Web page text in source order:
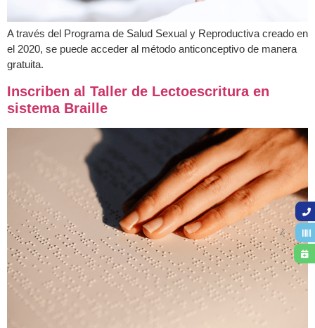
A través del Programa de Salud Sexual y Reproductiva creado en
el 2020, se puede acceder al método anticonceptivo de manera
gratuita.
Inscriben al Taller de Lectoescritura en
sistema Braille